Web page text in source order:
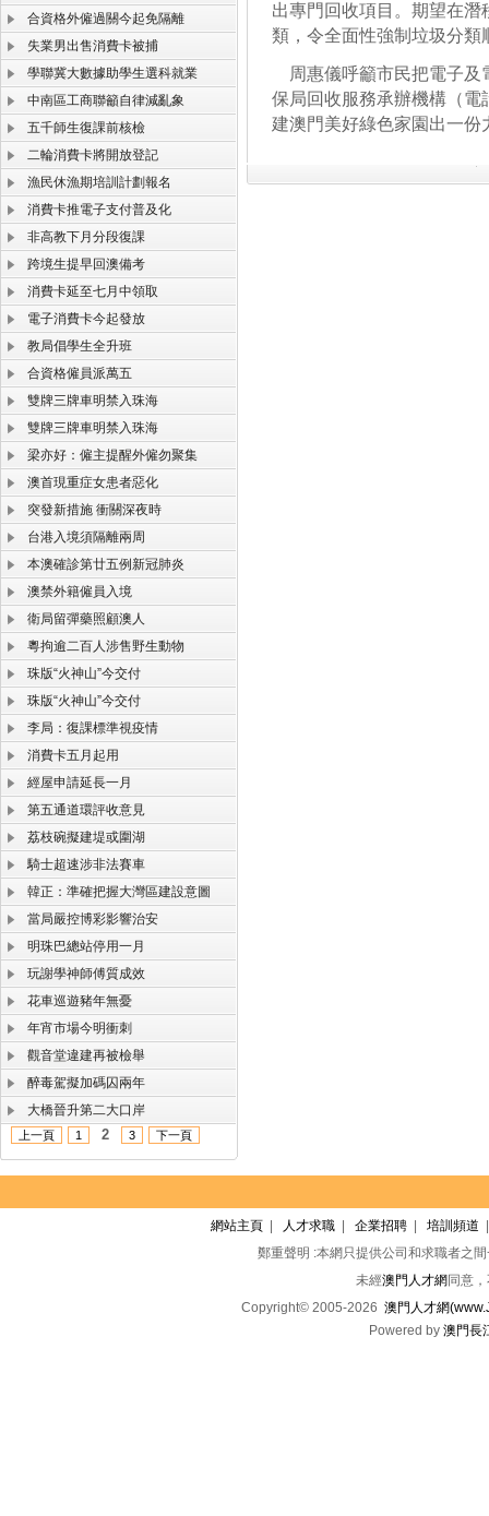
合資格外僱過關今起免隔離
失業男出售消費卡被捕
學聯冀大數據助學生選科就業
中南區工商聯籲自律減亂象
五千師生復課前核檢
二輪消費卡將開放登記
漁民休漁期培訓計劃報名
消費卡推電子支付普及化
非高教下月分段復課
跨境生提早回澳備考
消費卡延至七月中領取
電子消費卡今起發放
教局倡學生全升班
合資格僱員派萬五
雙牌三牌車明禁入珠海
雙牌三牌車明禁入珠海
梁亦好：僱主提醒外僱勿聚集
澳首現重症女患者惡化
突發新措施 衝關深夜時
台港入境須隔離兩周
本澳確診第廿五例新冠肺炎
澳禁外籍僱員入境
衛局留彈藥照顧澳人
粵拘逾二百人涉售野生動物
珠版“火神山”今交付
珠版“火神山”今交付
李局：復課標準視疫情
消費卡五月起用
經屋申請延長一月
第五通道環評收意見
荔枝碗擬建堤或圍湖
騎士超速涉非法賽車
韓正：準確把握大灣區建設意圖
當局嚴控博彩影響治安
明珠巴總站停用一月
玩謝學神師傅質成效
花車巡遊豬年無憂
年宵市場今明衝刺
觀音堂違建再被檢舉
醉毒駕擬加碼囚兩年
大橋晉升第二大口岸
上一頁 1 2 3 下一頁
出專門回收項目。期望在
類，令全面性強制垃圾分類
周惠儀呼籲市民把電子及
保局回收服務承辦機構（電
建澳門美好綠色家園出一份
網站主頁 人才求職 企業招聘 培訓頻道
鄭重聲明 :本網只提供公司和求職者之
未經澳門人才網 同意
Copyright© 2005-2026 澳門人才網
Powered by 澳門長